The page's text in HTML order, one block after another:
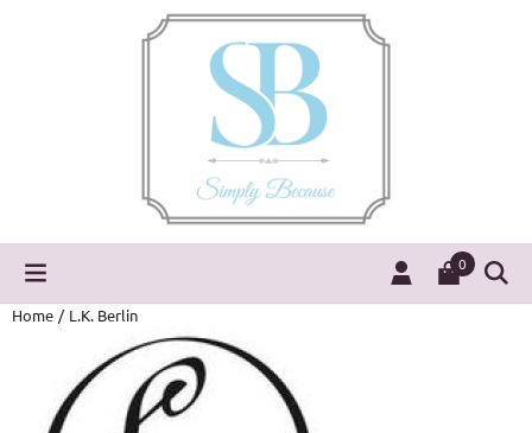
Cookievoorkeuren zijn momenteel gesloten.
0
Home / L.K. Berlin